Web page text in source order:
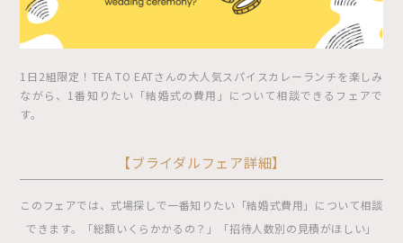
1日2組限定！TEA TO EATさんの大人気スパイスカレーランチを楽しみ
ながら、1番知りたい「結婚式の費用」について相談できるフェアで
す。
【ブライダルフェア詳細】
このフェアでは、式場探しで一番知りたい「結婚式費用」について相談
できます。「総額いくらかかるの？」「招待人数別の見積がほしい」